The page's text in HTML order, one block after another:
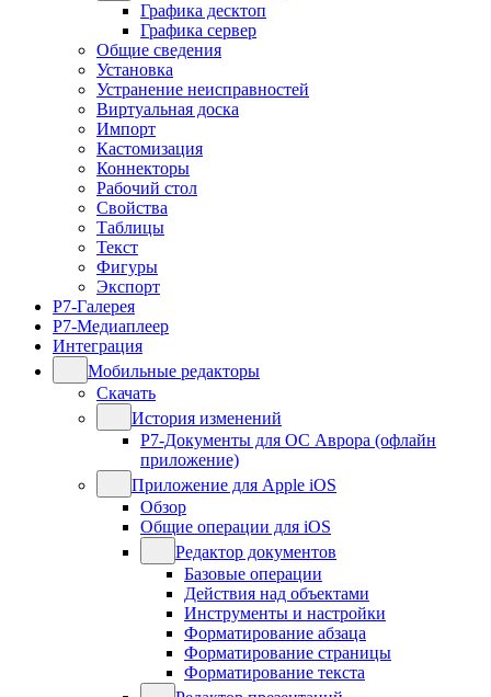
Графика десктоп
Графика сервер
Общие сведения
Установка
Устранение неисправностей
Виртуальная доска
Импорт
Кастомизация
Коннекторы
Рабочий стол
Свойства
Таблицы
Текст
Фигуры
Экспорт
Р7-Галерея
Р7-Медиаплеер
Интеграция
Мобильные редакторы
Скачать
История изменений
Р7-Документы для ОС Аврора (офлайн
приложение)
Приложение для Apple iOS
Обзор
Общие операции для iOS
Редактор документов
Базовые операции
Действия над объектами
Инструменты и настройки
Форматирование абзаца
Форматирование страницы
Форматирование текста